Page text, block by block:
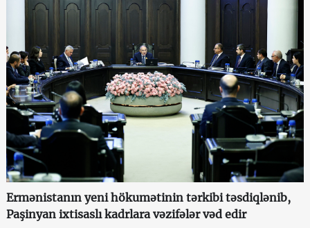
Ermənistanın yeni hökumətinin tərkibi təsdiqlənib,
Paşinyan ixtisaslı kadrlara vəzifələr vəd edir